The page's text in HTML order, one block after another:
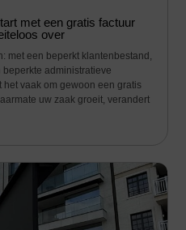
met een gratis factuur
over
met een beperkt klantenbestand,
administratieve
het vaak om gewoon een gratis
uw zaak groeit, verandert